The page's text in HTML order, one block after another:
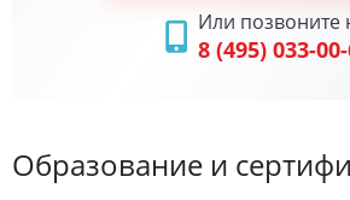
Или позвоните
8 (495) 033-
Образование и